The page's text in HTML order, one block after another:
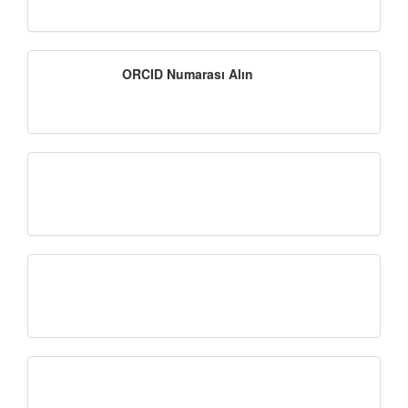
ORCID
Alın
ORCID Numarası Alın